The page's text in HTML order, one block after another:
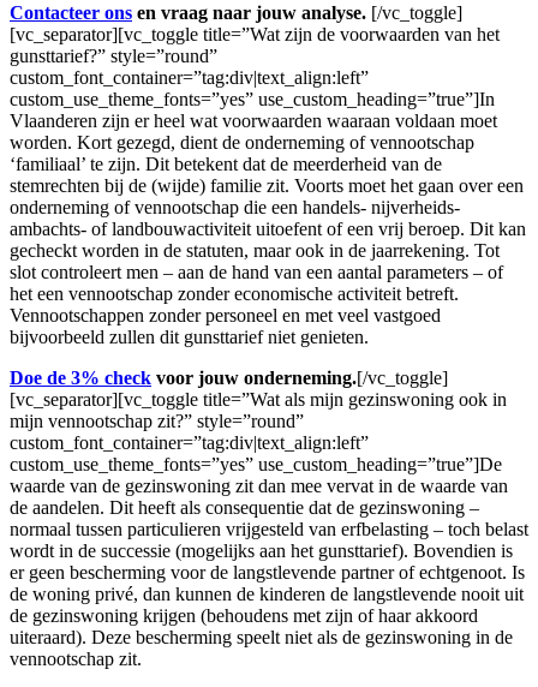
Contacteer ons en vraag naar jouw analyse. [/vc_toggle]
[vc_separator][vc_toggle title=”Wat zijn de voorwaarden van het
gunsttarief?” style=”round”
custom_font_container=”tag:div|text_align:left”
custom_use_theme_fonts=”yes” use_custom_heading=”true”]In
Vlaanderen zijn er heel wat voorwaarden waaraan voldaan moet
worden. Kort gezegd, dient de onderneming of vennootschap
‘familiaal’ te zijn. Dit betekent dat de meerderheid van de
stemrechten bij de (wijde) familie zit. Voorts moet het gaan over een
onderneming of vennootschap die een handels- nijverheids-
ambachts- of landbouwactiviteit uitoefent of een vrij beroep. Dit kan
gecheckt worden in de statuten, maar ook in de jaarrekening. Tot
slot controleert men – aan de hand van een aantal parameters – of
het een vennootschap zonder economische activiteit betreft.
Vennootschappen zonder personeel en met veel vastgoed
bijvoorbeeld zullen dit gunsttarief niet genieten.
Doe de 3% check voor jouw onderneming.[/vc_toggle]
[vc_separator][vc_toggle title=”Wat als mijn gezinswoning ook in
mijn vennootschap zit?” style=”round”
custom_font_container=”tag:div|text_align:left”
custom_use_theme_fonts=”yes” use_custom_heading=”true”]De
waarde van de gezinswoning zit dan mee vervat in de waarde van
de aandelen. Dit heeft als consequentie dat de gezinswoning –
normaal tussen particulieren vrijgesteld van erfbelasting – toch belast
wordt in de successie (mogelijks aan het gunsttarief). Bovendien is
er geen bescherming voor de langstlevende partner of echtgenoot. Is
de woning privé, dan kunnen de kinderen de langstlevende nooit uit
de gezinswoning krijgen (behoudens met zijn of haar akkoord
uiteraard). Deze bescherming speelt niet als de gezinswoning in de
vennootschap zit.